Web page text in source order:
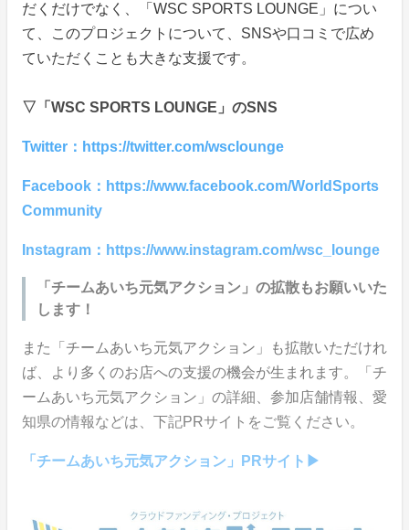
だくだけでなく、「WSC SPORTS LOUNGE」につい
て、このプロジェクトについて、SNSや口コミで広め
ていただくことも大きな支援です。
▽「WSC SPORTS LOUNGE」のSNS
Twitter：https://twitter.com/wsclounge
Facebook：https://www.facebook.com/WorldSports
Community
Instagram：https://www.instagram.com/wsc_lounge
「チームあいち元気アクション」の拡散もお願いいた
します！
また「チームあいち元気アクション」も拡散いただけれ
ば、より多くのお店への支援の機会が生まれます。「チ
ームあいち元気アクション」の詳細、参加店舗情報、愛
知県の情報などは、下記PRサイトをご覧ください。
「チームあいち元気アクション」PRサイト▶︎